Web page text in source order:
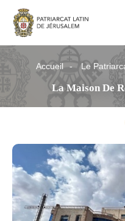
Accueil Le
La Maison De